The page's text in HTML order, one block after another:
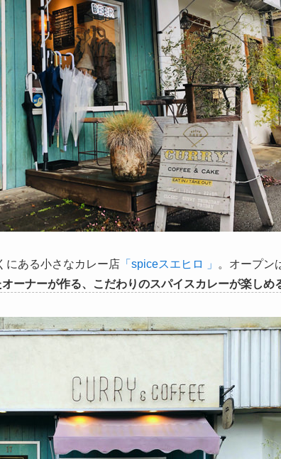
にある小さなカレー店 「spiceスエヒロ 」 。オープン
ーナーが作る、こだわりのスパイスカレーが楽しめ